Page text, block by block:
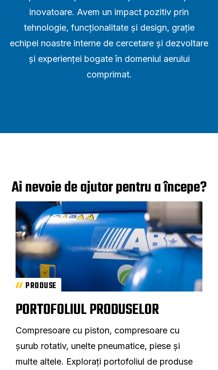
inovatoare. Avem un impact pozitiv prin
tehnologie, funcționalitate și design, grație
echipei noastre interne de cercetare și dezvoltare
și experienței bogate în domeniul aerului
comprimat.
Ai nevoie de ajutor pentru a începe?
PRODUSE
PORTOFOLIUL PRODUSELOR
Compresoare cu piston, compresoare cu
șurub rotativ, unelte pneumatice, piese și
multe altele. Explorați portofoliul de produse